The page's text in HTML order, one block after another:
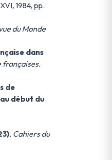
1984, pp.
du Monde
dans
françaises.
de
début du
, Cahiers du